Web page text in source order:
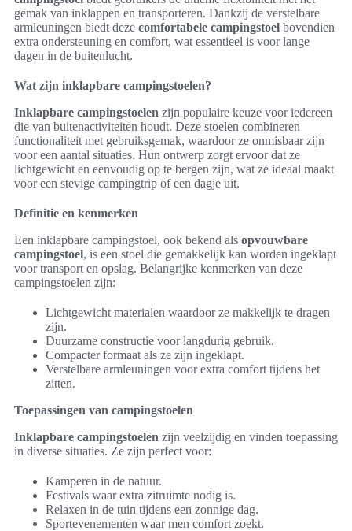
gemak van inklappen en transporteren. Dankzij de verstelbare
armleuningen biedt deze comfortabele campingstoel bovendien
extra ondersteuning en comfort, wat essentieel is voor lange
dagen in de buitenlucht.
Wat zijn inklapbare campingstoelen?
Inklapbare campingstoelen zijn populaire keuze voor iedereen
die van buitenactiviteiten houdt. Deze stoelen combineren
functionaliteit met gebruiksgemak, waardoor ze onmisbaar zijn
voor een aantal situaties. Hun ontwerp zorgt ervoor dat ze
lichtgewicht en eenvoudig op te bergen zijn, wat ze ideaal maakt
voor een stevige campingtrip of een dagje uit.
Definitie en kenmerken
Een inklapbare campingstoel, ook bekend als opvouwbare
campingstoel, is een stoel die gemakkelijk kan worden ingeklapt
voor transport en opslag. Belangrijke kenmerken van deze
campingstoelen zijn:
Lichtgewicht materialen waardoor ze makkelijk te dragen
zijn.
Duurzame constructie voor langdurig gebruik.
Compacter formaat als ze zijn ingeklapt.
Verstelbare armleuningen voor extra comfort tijdens het
zitten.
Toepassingen van campingstoelen
Inklapbare campingstoelen zijn veelzijdig en vinden toepassing
in diverse situaties. Ze zijn perfect voor:
Kamperen in de natuur.
Festivals waar extra zitruimte nodig is.
Relaxen in de tuin tijdens een zonnige dag.
Sportevenementen waar men comfort zoekt.